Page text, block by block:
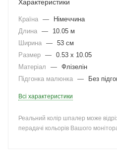
Характеристики
Країна —
Німеччина
Длина —
10.05 м
Ширина — 53 см
Размер — 0.53 x 10.05
Матеріал
— Флізелін
Підгонка малюнка — Без
Всі характеристики
Реальний колір шпалер може
перадачі кольорів Вашого